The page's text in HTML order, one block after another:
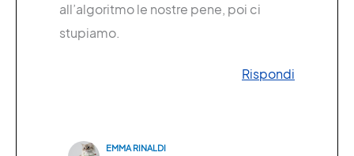
all’algoritmo le nostre pene, poi ci
stupiamo.
Rispondi
EMMA RINALDI